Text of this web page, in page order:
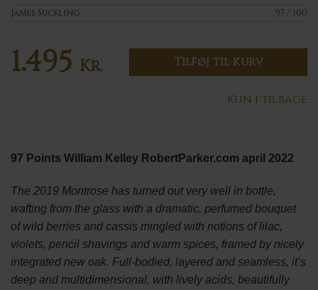
James Suckling
97 / 100
1.495 Kr.
Kun 1 tilbage
Tilføj til kurv
97 Points William Kelley RobertParker.com april 2022
The 2019 Montrose has turned out very well in bottle,
wafting from the glass with a dramatic, perfumed bouquet
of wild berries and cassis mingled with notions of lilac,
violets, pencil shavings and warm spices, framed by nicely
integrated new oak. Full-bodied, layered and seamless, it’s
deep and multidimensional, with lively acids, beautifully